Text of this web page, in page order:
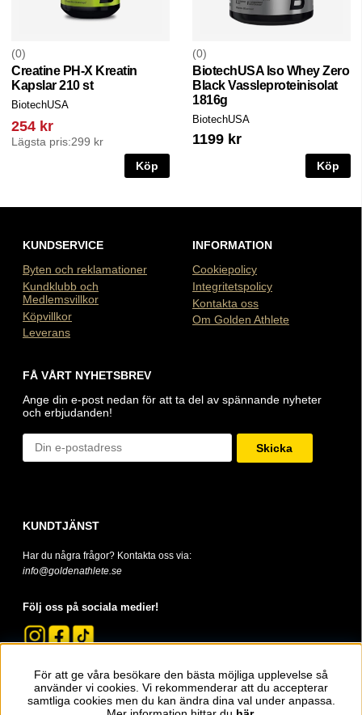
0
Creatine PH-X Kreatin
Kapslar 210 st
BiotechUSA
254 kr
Lägsta pris:299 kr
Köp
0
BiotechUSA Iso Whey Zero
Black Vassleproteinisolat
1816g
BiotechUSA
1199 kr
Köp
KUNDSERVICE
Byten och reklamationer
Kundklubb och
Medlemsvillkor
Köpvillkor
Leverans
INFORMATION
Cookiepolicy
Integritetspolicy
Kontakta oss
Om Golden Athlete
FÅ VÅRT NYHETSBREV
Ange din e-post nedan för att ta del av spännande nyheter
och erbjudanden!
Skicka
KUNDTJÄNST
Har du några frågor? Kontakta oss via:
info@goldenathlete.se
Följ oss på sociala medier!
För att ge våra besökare den bästa möjliga upplevelse så
använder vi cookies. Vi rekommenderar att du accepterar
samtliga cookies men du kan ändra dina val under anpassa.